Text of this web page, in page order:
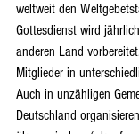
weltweit den
Gottesdienst wird
anderen Land
Mitglieder in
Auch in unzähligen
Deutschland